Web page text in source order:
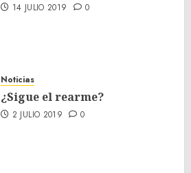
14 JULIO 2019 0
Noticias
¿Sigue el rearme?
2 JULIO 2019 0